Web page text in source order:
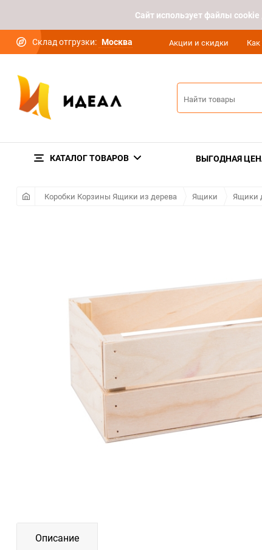
Cайт использует файлы
Склад отгрузки: Москва Акции и скидки Как
КАТАЛОГ ТОВАРОВ ВЫГОДНАЯ
Коробки Корзины Ящики из дерева Ящики Ящики
Описание